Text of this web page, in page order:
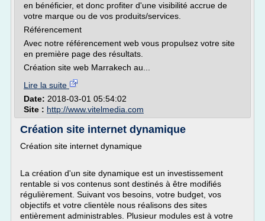
en bénéficier, et donc profiter d'une visibilité accrue de
votre marque ou de vos produits/services.
Référencement
Avec notre référencement web vous propulsez votre site
en première page des résultats.
Création site web Marrakech au...
Lire la suite
Date: 2018-03-01 05:54:02
Site : http://www.vitelmedia.com
Création site internet dynamique
Création site internet dynamique
La création d'un site dynamique est un investissement
rentable si vos contenus sont destinés à être modifiés
régulièrement. Suivant vos besoins, votre budget, vos
objectifs et votre clientèle nous réalisons des sites
entièrement administrables. Plusieur modules est à votre